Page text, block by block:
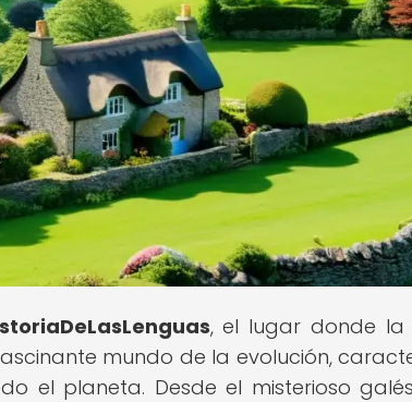
, el lugar donde la
mundo de la evolución,
el planeta. Desde el misterioso